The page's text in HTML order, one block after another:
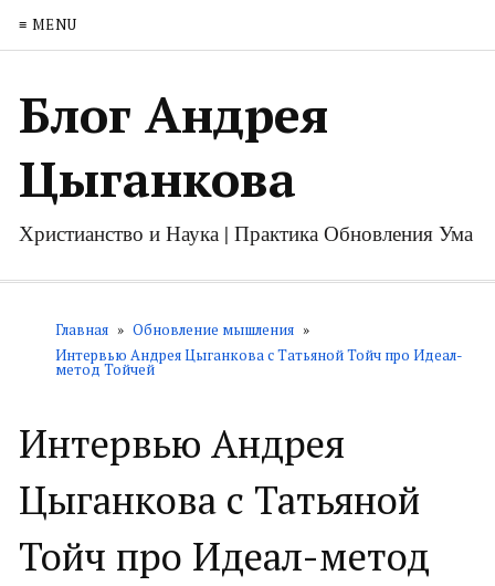
≡ MENU
Блог Андрея
Цыганкова
Христианство и Наука | Практика Обновления Ума
Главная » Обновление мышления »
Интервью Андрея Цыганкова с Татьяной Тойч про Идеал-
метод Тойчей
Интервью Андрея
Цыганкова с Татьяной
Тойч про Идеал-метод